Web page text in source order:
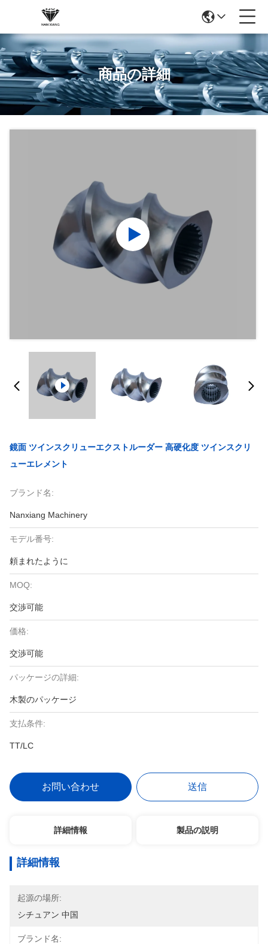
商品の詳細
鏡面 ツインスクリューエクストルーダー 高硬化度 ツインスクリ
ューエレメント
ブランド名:
Nanxiang Machinery
モデル番号:
頼まれたように
MOQ:
交渉可能
価格:
交渉可能
パッケージの詳細:
木製のパッケージ
支払条件:
TT/LC
お問い合わせ 送信
詳細情報 製品の説明
詳細情報
起源の場所:
シチュアン 中国
ブランド名: